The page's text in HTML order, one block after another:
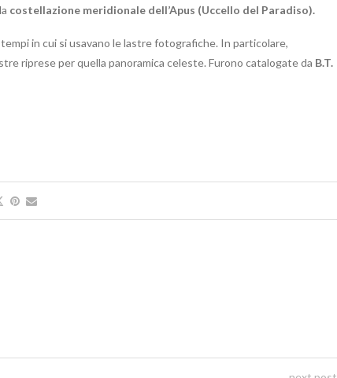
costellazione meridionale dell’Apus (Uccello del Paradiso).
in cui si usavano le lastre fotografiche. In particolare,
riprese per quella panoramica celeste. Furono catalogate da B.T.